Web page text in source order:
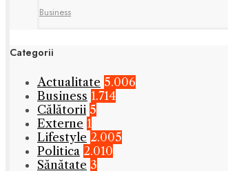
Business
Categorii
Actualitate 5.006
Business 1.714
Călătorii 5
Externe 1
Lifestyle 2.005
Politica 2.010
Sănătate 3